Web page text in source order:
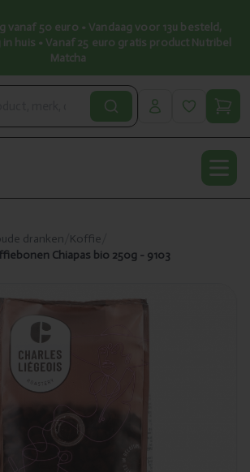
vanaf 50 euro • Vandaag voor 13u besteld,
huis • Vanaf 25 euro gratis product Nutribel
Matcha
dranken Koffie
Chiapas bio 250g - 9103